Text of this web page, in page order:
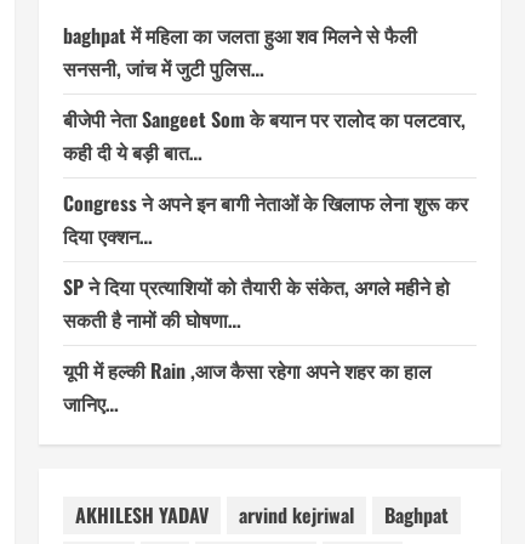
baghpat में महिला का जलता हुआ शव मिलने से फैली
सनसनी, जांच में जुटी पुलिस…
बीजेपी नेता Sangeet Som के बयान पर रालोद का पलटवार,
कही दी ये बड़ी बात…
Congress ने अपने इन बागी नेताओं के खिलाफ लेना शुरू कर
दिया एक्शन…
SP ने दिया प्रत्याशियों को तैयारी के संकेत, अगले महीने हो
सकती है नामों की घोषणा…
यूपी में हल्की Rain ,आज कैसा रहेगा अपने शहर का हाल
जानिए…
AKHILESH YADAV arvind kejriwal Baghpat